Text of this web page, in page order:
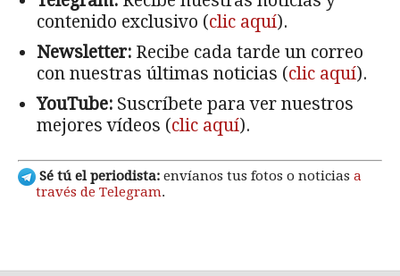
contenido exclusivo (clic aquí).
Newsletter: Recibe cada tarde un correo
con nuestras últimas noticias (clic aquí).
YouTube: Suscríbete para ver nuestros
mejores vídeos (clic aquí).
Sé tú el periodista: envíanos tus fotos o noticias a
través de Telegram.